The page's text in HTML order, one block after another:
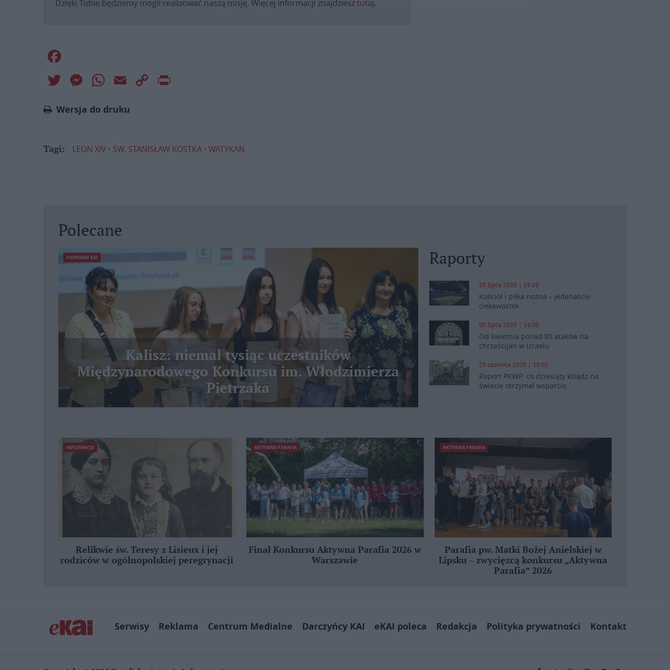
Dzięki Tobie będziemy mogli realizować naszą misję. Więcej informacji znajdziesztutaj.
Twitter MessengerWhatsApp
Email
Copy
Wersja do druku
Tagi: LEON XIV ŚW. STANISŁAW KOSTKA WATYKAN
Polecane
PATRONAT KAI
Kalisz: niemal tysiąc uczestników
Międzynarodowego Konkursu im. Włodzimierza
Pietrzaka
Raporty
20 lipca 2026 | 19:10
Kościół i piłka nożna – jedenaście
ciekawostek
09 lipca 2026 | 14:00
Od kwietnia ponad 80 ataków na
chrześcijan w Izraelu
29 czerwca 2026 | 16:01
Raport PKWP: co dziesiąty ksiądz na
świecie otrzymał wsparcie
INFORMACJE
Relikwie św. Teresy z Lisieux i jej
rodziców w ogólnopolskiej peregrynacji
AKTYWNA PARAFIA
Finał Konkursu Aktywna Parafia 2026 w
Warszawie
AKTYWNA PARAFIA
Parafia pw. Matki Bożej Anielskiej w
Lipsku – zwycięzcą konkursu „Aktywna
Parafia” 2026
Serwisy Reklama Centrum Medialne Darczyńcy KAI eKAI poleca Redakcja Polityka prywatności Kontakt